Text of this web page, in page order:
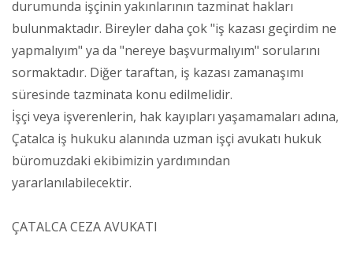
durumunda işçinin yakınlarının tazminat hakları
bulunmaktadır. Bireyler daha çok "iş kazası geçirdim ne
yapmalıyım" ya da "nereye başvurmalıyım" sorularını
sormaktadır. Diğer taraftan, iş kazası zamanaşımı
süresinde tazminata konu edilmelidir.
İşçi veya işverenlerin, hak kayıpları yaşamamaları adına,
Çatalca iş hukuku alanında uzman işçi avukatı hukuk
büromuzdaki ekibimizin yardımından
yararlanılabilecektir.
ÇATALCA CEZA AVUKATI